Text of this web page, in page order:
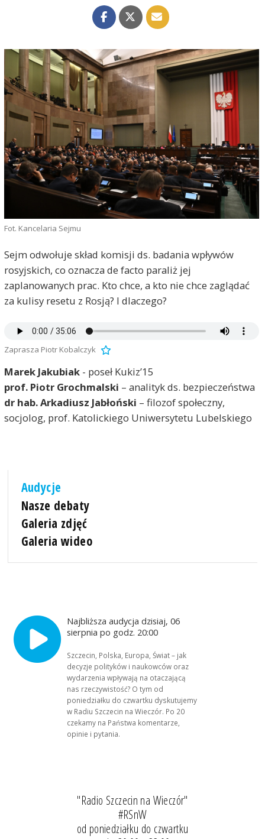
Fot. Kancelaria Sejmu
Sejm odwołuje skład komisji ds. badania wpływów
rosyjskich, co oznacza de facto paraliż jej
zaplanowanych prac. Kto chce, a kto nie chce zaglądać
za kulisy resetu z Rosją? I dlaczego?
Zaprasza Piotr Kobalczyk
Marek Jakubiak- poseł Kukiz’15
prof. Piotr Grochmalski – analityk ds. bezpieczeństwa
dr hab. Arkadiusz Jabłoński – filozof społeczny,
socjolog, prof. Katolickiego Uniwersytetu Lubelskiego
Audycje
Nasze debaty
Galeria zdjęć
Galeria wideo
Najbliższa audycja dzisiaj, 06
sierpnia po godz. 20:00
Szczecin, Polska, Europa, Świat – jak
decyzje polityków i naukowców oraz
wydarzenia wpływają na otaczającą
nas rzeczywistość? O tym od
poniedziałku do czwartku dyskutujemy
w Radiu Szczecin na Wieczór. Po 20
czekamy na Państwa komentarze,
opinie i pytania.
"Radio Szczecin na Wieczór"
#RSnW
od poniedziałku do czwartku